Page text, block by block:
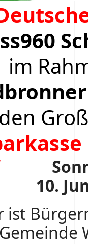
im
10.
ist
Gemeinde